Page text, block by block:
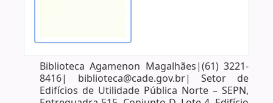
Biblioteca Agamenon Magalhães|(61) 3221-
8416| biblioteca@cade.gov.br| Setor de
Edifícios de Utilidade Pública Norte – SEPN,